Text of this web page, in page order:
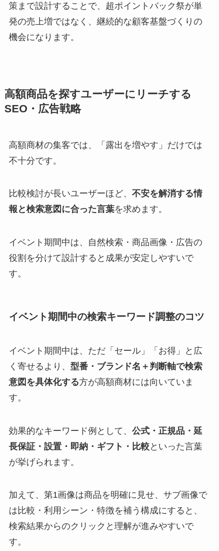
策まで設計することで、超ポイントバック祭が単
発の売上増ではなく、継続的な顧客基盤づくりの
機会になります。
高額商品を探すユーザーにリーチする
SEO・広告戦略
高額商材の集客では、「露出を増やす」だけでは
不十分です。
比較検討が長いユーザーほど、 不安を解消する情
報と検索意図に合った言葉を求めます。
イベント期間中は、自然検索・商品画像・広告の
役割を分けて設計すると成果が安定しやすいで
す。
イベント期間中の検索キーワード調整のコツ
イベント期間中は、ただ「セール」「お得」と広
く寄せるより、 型番・ブランド名＋判断軸で検索
意図を具体化する方が高額商材には向いていま
す。
効果的なキーワード例として、 公式・正規品・延
長保証・設置・即納・ギフト・比較といった言葉
が挙げられます。
加えて、第1画像は商品を明確に見せ、サブ画像で
は比較・利用シーン・特徴を補う構成にすると、
検索結果からのクリックと理解が進みやすいで
す。